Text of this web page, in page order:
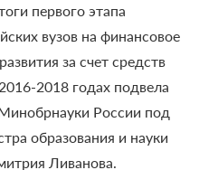
первого этапа
вузов на финансовое
за счет средств
2018 годах подвела
России под
образования и науки
Ливанова.